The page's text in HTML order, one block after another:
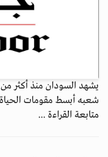
يشهد السودان منذ أكثر
شعبه أبسط مقومات
متابعة القراءة ...